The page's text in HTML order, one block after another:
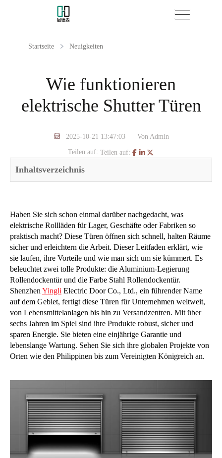
Startseite Neuigkeiten
Wie funktionieren
elektrische Shutter Türen
2025-10-21 13:47:03 Von Admin
Teilen auf: Teilen auf:
Inhaltsverzeichnis
Haben Sie sich schon einmal darüber nachgedacht, was
elektrische Rollläden für Lager, Geschäfte oder Fabriken so
praktisch macht? Diese Türen öffnen sich schnell, halten Räume
sicher und erleichtern die Arbeit. Dieser Leitfaden erklärt, wie
sie laufen, ihre Vorteile und wie man sich um sie kümmert. Es
beleuchtet zwei tolle Produkte: die Aluminium-Legierung
Rollendockentür und die Farbe Stahl Rollendockentür.
Shenzhen Yingli Electric Door Co., Ltd., ein führender Name
auf dem Gebiet, fertigt diese Türen für Unternehmen weltweit,
von Lebensmittelanlagen bis hin zu Versandzentren. Mit über
sechs Jahren im Spiel sind ihre Produkte robust, sicher und
sparen Energie. Sie bieten eine einjährige Garantie und
lebenslange Wartung. Sehen Sie sich ihre globalen Projekte von
Orten wie den Philippinen bis zum Vereinigten Königreich an.